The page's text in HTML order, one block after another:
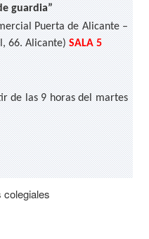
guardia”
Puerta de Alicante –
66. Alicante) SALA 5
de las 9 horas del martes
colegiales